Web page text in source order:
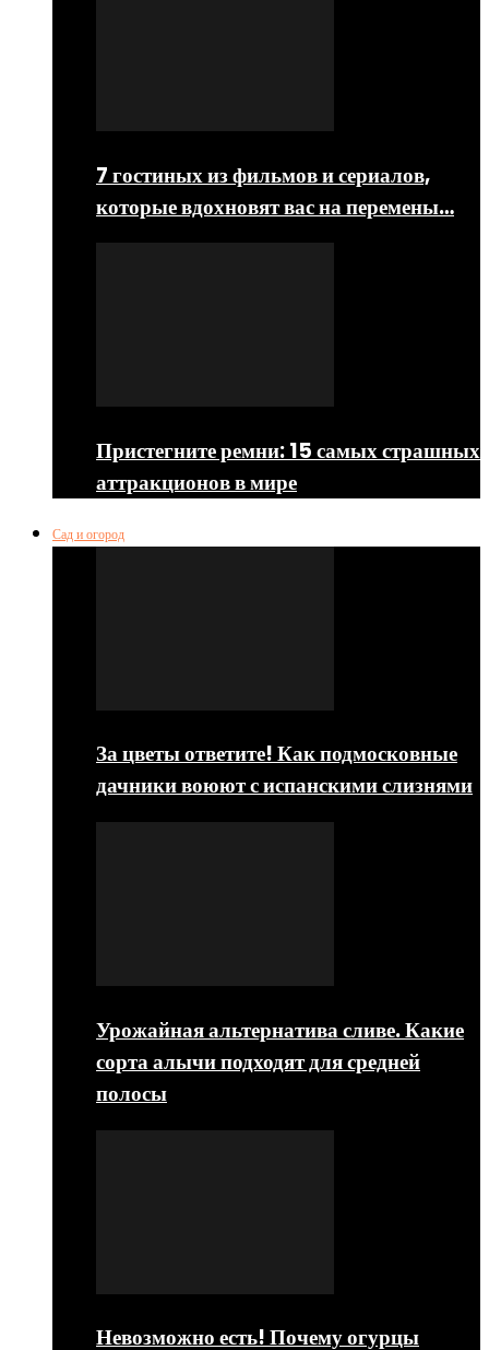
7 гостиных из фильмов и сериалов,
которые вдохновят вас на перемены…
Пристегните ремни: 15 самых страшных
аттракционов в мире
Сад и огород
За цветы ответите! Как подмосковные
дачники воюют с испанскими слизнями
Урожайная альтернатива сливе. Какие
сорта алычи подходят для средней
полосы
Невозможно есть! Почему огурцы